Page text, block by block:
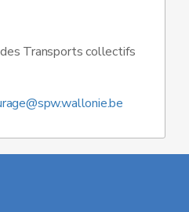
Transports collectifs